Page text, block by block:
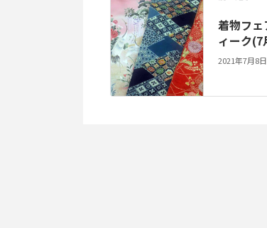
着物フェ
ィーク(7
2021年7月8日